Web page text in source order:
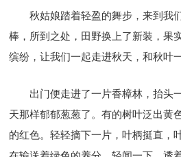
秋姑娘踏着轻盈的舞步，来到我
棒，所到之处，田野换上了新装，果
缤纷，让我们一起走进秋天，和秋叶
出门便走进了一片香樟林，抬头
天那样郁郁葱葱了。有的树叶泛出黄
的红色。轻轻摘下一片，叶柄挺直，